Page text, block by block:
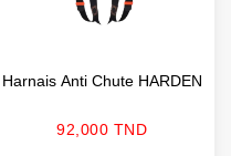
Harnais Anti Chute HARDEN
Prix
92,000 TND